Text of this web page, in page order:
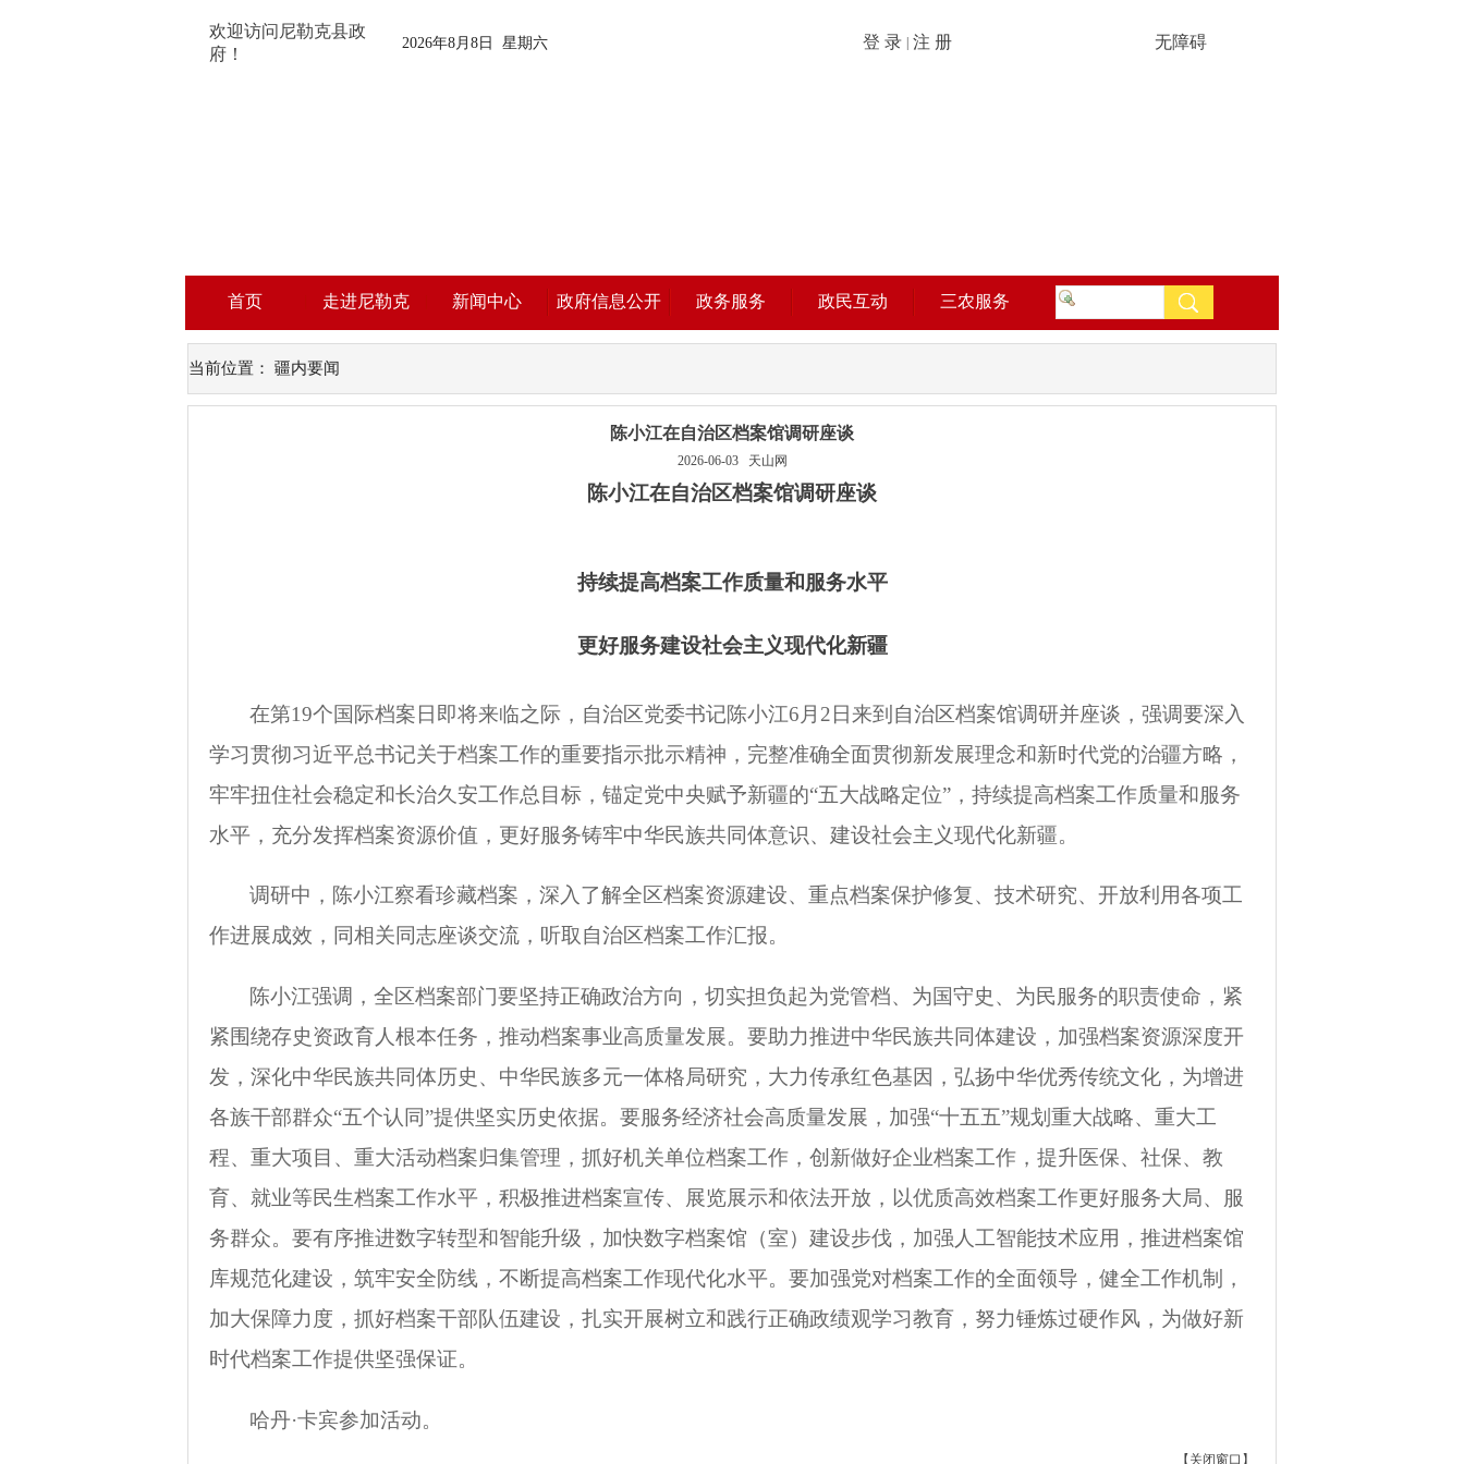
欢迎访问尼勒克县政
府！
2026年8月8日 星期六 登 录 注 册 无障碍
首页 走进尼勒克 新闻中心 政府信息公开 政务服务 政民互动 三农服务
当前位置： 疆内要闻
陈小江在自治区档案馆调研座谈
2026-06-03 天山网
陈小江在自治区档案馆调研座谈
持续提高档案工作质量和服务水平
更好服务建设社会主义现代化新疆
在第19个国际档案日即将来临之际，自治区党委书记陈小江6 月 2日来到自治区档案馆调研并座谈，强调要深入
学习贯彻习近平总书记关于档案工作的重要指示批示精神，完整准确全面贯彻新发展理念和新时代党的治疆方略，
牢牢扭住社会稳定和长治久安工作总目标，锚定党中央赋予新疆的“五大战略定位”，持续提高档案工作质量和服务
水平，充分发挥档案资源价值，更好服务铸牢中华民族共同体意识、建设社会主义现代化新疆。
调研中，陈小江察看珍藏档案，深入了解全区档案资源建设、重点档案保护修复、技术研究、开放利用各项工
作进展成效，同相关同志座谈交流，听取自治区档案工作汇报。
陈小江强调，全区档案部门要坚持正确政治方向，切实担负起为党管档、为国守史、为民服务的职责使命，紧
紧围绕存史资政育人根本任务，推动档案事业高质量发展。要助力推进中华民族共同体建设，加强档案资源深度开
发，深化中华民族共同体历史、中华民族多元一体格局研究，大力传承红色基因，弘扬中华优秀传统文化，为增进
各族干部群众“五个认同”提供坚实历史依据。要服务经济社会高质量发展，加强“十五五”规划重大战略、重大工
程、重大项目、重大活动档案归集管理，抓好机关单位档案工作，创新做好企业档案工作，提升医保、社保、教
育、就业等民生档案工作水平，积极推进档案宣传、展览展示和依法开放，以优质高效档案工作更好服务大局、服
务群众。要有序推进数字转型和智能升级，加快数字档案馆（室）建设步伐，加强人工智能技术应用，推进档案馆
库规范化建设，筑牢安全防线，不断提高档案工作现代化水平。要加强党对档案工作的全面领导，健全工作机制，
加大保障力度，抓好档案干部队伍建设，扎实开展树立和践行正确政绩观学习教育，努力锤炼过硬作风，为做好新
时代档案工作提供坚强保证。
哈丹·卡宾参加活动。
【 关闭窗口 】